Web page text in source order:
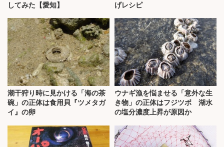
してみた【愛知】 げレシピ
潮干狩り時に見かける「海の茶
碗」の正体は食用貝『ツメタガ
イ』の卵
ウナギ漁を悩ませる「意外な生
き物」の正体はフジツボ 湖水
の塩分濃度上昇が原因か